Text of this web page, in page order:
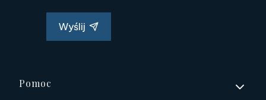
Wyślij
Linki w stopce
Pomoc